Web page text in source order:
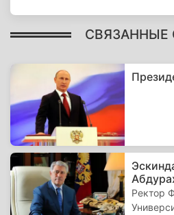
СВЯЗАННЫЕ
Ректор